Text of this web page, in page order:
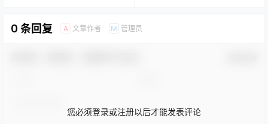
0 条回复 A 文章作者 M 管理员
您必须登录或注册以后才能发表评论